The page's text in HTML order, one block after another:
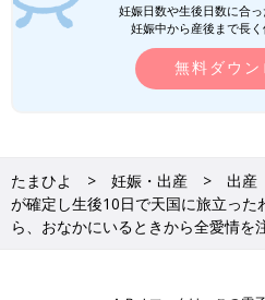
延命措置をするかどうかと尋ねら
るなら延命措置はいらない”と、ま
たった3～4週間で状況が大きく変
う”と思ったり、13トリソミーか
いかも…と思って滝のように涙し
が大きく揺らぎました。
妊娠日数や生後日数に合
妊娠中から産後まで長
無料ダウン
たまひよ 妊娠・出産 出産
が確定し生後10日で天国に旅立った
ら、おなかにいるときから全愛情を